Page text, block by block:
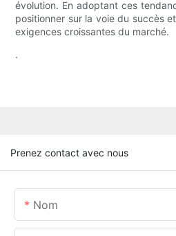
évolution. En adoptant ces
positionner sur la voie du succès
exigences croissantes du marché.
.
Prenez contact avec nous
Nom